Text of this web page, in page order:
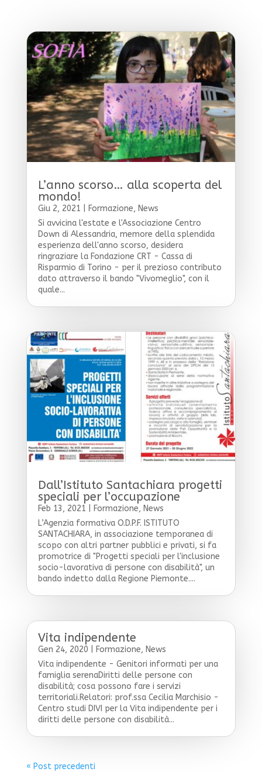
L’anno scorso… alla scoperta del
mondo!
Giu 2, 2021 Formazione, News
Si avvicina l'estate e l'Associazione Centro
Down di Alessandria, memore della splendida
esperienza dell'anno scorso, desidera
ringraziare la Fondazione CRT - Cassa di
Risparmio di Torino - per il prezioso contributo
dato attraverso il bando "Vivomeglio", con il
quale...
Dall’Istituto Santachiara progetti
speciali per l’occupazione
Feb 13, 2021 Formazione, News
L’Agenzia formativa O.D.P.F. ISTITUTO
SANTACHIARA, in associazione temporanea di
scopo con altri partner pubblici e privati, si fa
promotrice di "Progetti speciali per l'inclusione
socio-lavorativa di persone con disabilità", un
bando indetto dalla Regione Piemonte....
Vita indipendente
Gen 24, 2020 Formazione, News
Vita indipendente - Genitori informati per una
famiglia serenaDiritti delle persone con
disabilità; cosa possono fare i servizi
territoriali.Relatori: prof.ssa Cecilia Marchisio -
Centro studi DIVI per la Vita indipendente per i
diritti delle persone con disabilità...
« Post precedenti